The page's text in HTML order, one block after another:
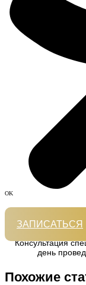
OK
ЗАПИСАТЬСЯ
Консультация
день
Похожие